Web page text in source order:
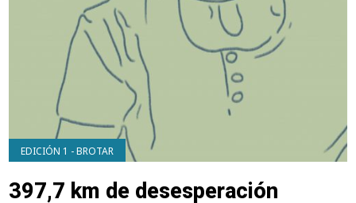
EDICIÓN 1 - BROTAR
397,7 km de desesperación